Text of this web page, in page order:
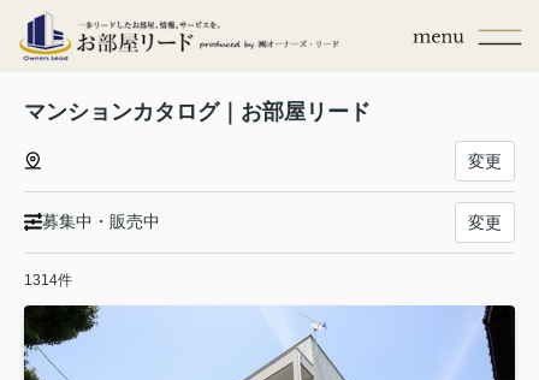
マンションカタログ｜お部屋リード
変更
募集中・販売中 変更
1314件